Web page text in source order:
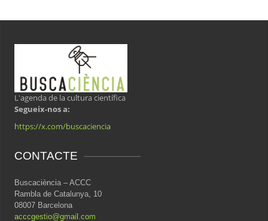
L'agenda de la cultura científica
Segueix-nos a:
https://x.com/buscaciencia
CONTACTE
Buscaciència – ACCC
Rambla de Catalunya, 10
08007 Barcelona
acccgestio@gmail.com